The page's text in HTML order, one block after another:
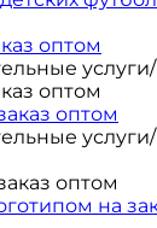
оптом
услуги/
оптом
оптом
услуги/
оптом
на